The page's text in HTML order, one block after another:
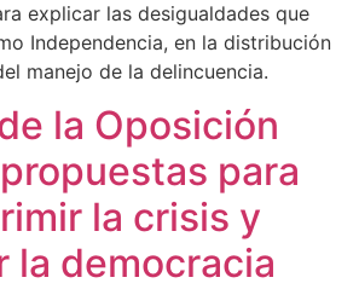
explicar las desigualdades que
Independencia, en la distribución
manejo de la delincuencia.
la Oposición
para
la crisis y
la democracia